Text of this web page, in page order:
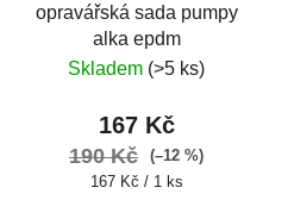
opravářská sada pumpy
alka epdm
Skladem (>5 ks)
167 Kč
190 Kč
(–12 %)
Měrná
167 Kč / 1 ks